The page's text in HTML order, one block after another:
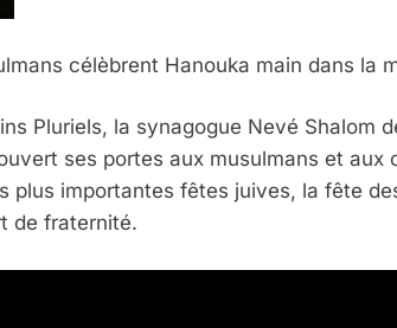
célèbrent Hanouka main dans la
Pluriels, la synagogue Nevé Shalom
ses portes aux musulmans et aux
plus importantes fêtes juives, la fête
de fraternité.